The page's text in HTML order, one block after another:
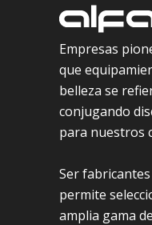
Empresas
que
belleza se
conjugando
para nuestros
Ser
permite
amplia gama